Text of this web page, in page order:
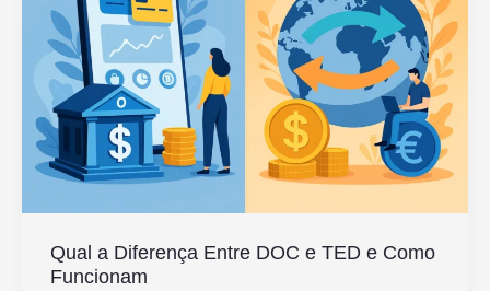
CPF
com
Nome
Sujo
Qual a Diferença Entre DOC e TED e Como
Funcionam